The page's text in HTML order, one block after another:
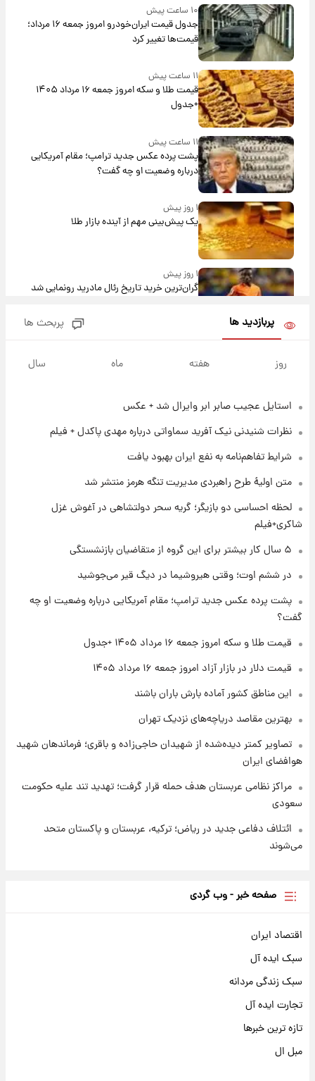
۱۰ ساعت پیش
جدول قیمت ایران‌خودرو امروز جمعه ۱۶ مرداد؛
قیمت‌ها تغییر کرد
۱۱ ساعت پیش
قیمت طلا و سکه امروز جمعه ۱۶ مرداد ۱۴۰۵
+جدول
۱۱ ساعت پیش
پشت پرده عکس جدید ترامپ؛ مقام آمریکایی
درباره وضعیت او چه گفت؟
۱ روز پیش
یک پیش‌بینی مهم از آینده بازار طلا
۱ روز پیش
گران‌ترین خرید تاریخ رئال مادرید رونمایی شد
روزها پربارش‌تر خواهند بود؟
۱ روز پیش
شد؛ تیکدری، محبی و سرگیف با اعداد ویژه
جزئیات فعال‌سازی «کیف پول ایران» اعلام
شد+فیلم
تغییر تند قیمت محصولات ایران‌خودرو و سایپا
امروز پنجشنبه ۱۵ مرداد ۱۴۰۵ +جدول
۱ روز پیش
۱ روز پیش
شد
پربازدید ها پربحث ها
روز هفته ماه سال
استایل عجیب صابر ابر وایرال شد + عکس
نظرات شنیدنی نیک آفرید سماواتی درباره مهدی پاکدل + فیلم
شرایط تفاهم‌نامه به نفع ایران بهبود یافت
متن اولیۀ طرح راهبردی مدیریت تنگه هرمز منتشر شد
لحظه احساسی دو بازیگر؛ گریه سحر دولتشاهی در آغوش غزل
شاکری+فیلم
۵ سال کار بیشتر برای این گروه از متقاضیان بازنشستگی
در ششم اوت؛ وقتی هیروشیما در دیگ قیر می‌جوشید
پشت پرده عکس جدید ترامپ؛ مقام آمریکایی درباره وضعیت او چه
گفت؟
قیمت طلا و سکه امروز جمعه ۱۶ مرداد ۱۴۰۵ +جدول
قیمت دلار در بازار آزاد امروز جمعه ۱۶ مرداد ۱۴۰۵
این مناطق کشور آماده بارش باران باشند
بهترین مقاصد دریاچه‌های نزدیک تهران
تصاویر کمتر دیده‌شده از شهیدان حاجی‌زاده و باقری؛ فرماندهان شهید
هوافضای ایران
مراکز نظامی عربستان هدف حمله قرار گرفت؛ تهدید تند علیه حکومت
سعودی
ائتلاف دفاعی جدید در ریاض؛ ترکیه، عربستان و پاکستان متحد
می‌شوند
صفحه خبر - وب گردی
اقتصاد ایران
سبک ایده آل
سبک زندگی مردانه
تجارت ایده آل
تازه ترین خبرها
مبل ال